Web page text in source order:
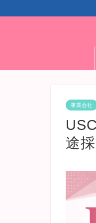
事業会社
途